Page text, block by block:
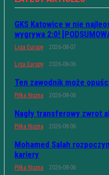
GKS Katowice w nie
wygrywa 2:0!
Liga Europy 2026-08-07
Liga Europy 2026-08-06
Ten zawodnik może
Piłka Nożna 2026-08-06
Nagły transferowy zwrot
Piłka Nożna 2026-08-06
Mohamed Salah
kariery
Piłka Nożna 2026-08-06